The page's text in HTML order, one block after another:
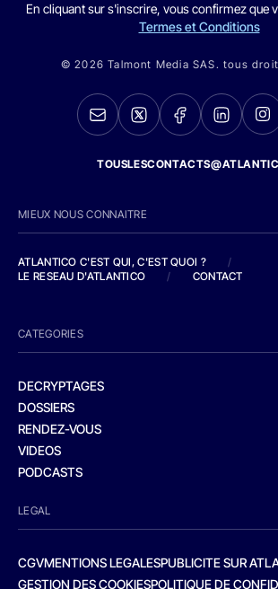
En cliquant sur s'inscrire, vous confirmez que
Termes et Conditions
© 2026 Talmont Media SAS. tous
MIEUX NOUS CONNAITRE
ATLANTICO C'EST QUI, C'EST QUOI ?
/
LE RESEAU D'ATLANTICO
/ CONTACT
CATEGORIES
DECRYPTAGES
DOSSIERS
RENDEZ-VOUS
VIDEOS
PODCASTS
LEGAL
CGVMENTIONS LEGALESPUBLICITE SUR
GESTION DES COOKIESPOLITIQUE DE